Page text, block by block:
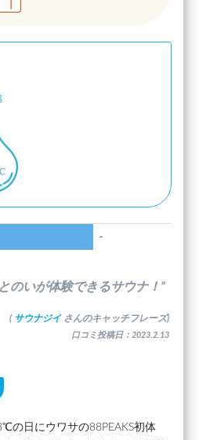
-
のいが体験できるサウナ！”
( サウナジイ さんのキャッチフレーズ)
口コミ投稿日：2023.2.13
の日にウワサの88PEAKS初体